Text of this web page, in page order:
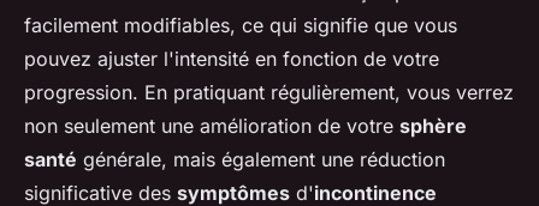
facilement modifiables, ce qui signifie que vous
pouvez ajuster l'intensité en fonction de votre
progression. En pratiquant régulièrement, vous verrez
non seulement une amélioration de votre sphère
santé générale, mais également une réduction
significative des symptômes d'incontinence